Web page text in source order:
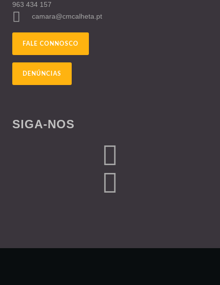
963 434 157
camara@cmcalheta.pt
FALE CONNOSCO
DENÚNCIAS
SIGA-NOS